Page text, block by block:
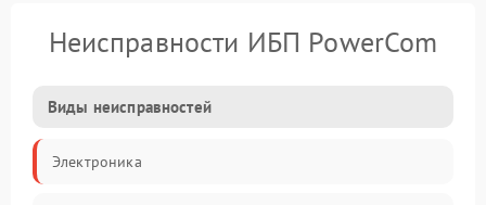
Неисправности ИБП PowerCom
Виды неисправностей
Электроника